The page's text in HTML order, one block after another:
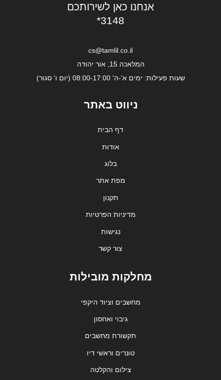
אנחנו כאן לשירותכם
*3148
cs@tamlil.co.il
המלאכה 15, אור יהודה
שעות פעילות: ימים א'-ה' 08:00-17:00 (יום ו' סגור)
ניווט באתר
דף הבית
אודות
בלוג
מפת אתר
תקנון
מדיניות הפרטיות
נגישות
צור קשר
מחלקות מובילות
מחשבים וציוד היקפי
גיבוי ואחסון
תקשורת מחשבים
טונרים וראשי דיו
צילום והקלטה